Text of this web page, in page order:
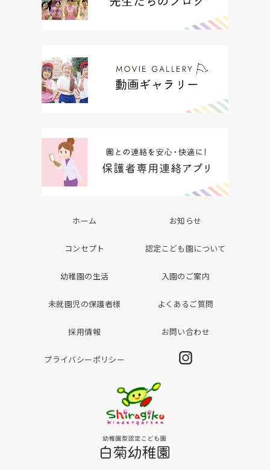
ホーム お知らせ
コンセプト 認定こども園について
幼稚園の生活 入園のご案内
未就園児の保護者様 よくあるご質問
採用情報 お問い合わせ
プライバシーポリシー